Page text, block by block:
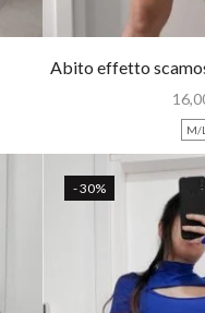
Abito effetto
M/
- 30%